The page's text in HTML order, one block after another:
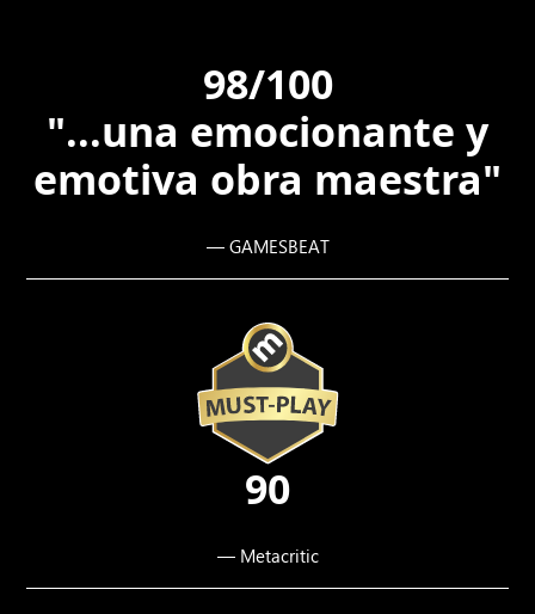
98/100
"...una emocionante y
emotiva obra maestra"
— GAMESBEAT
90
— Metacritic